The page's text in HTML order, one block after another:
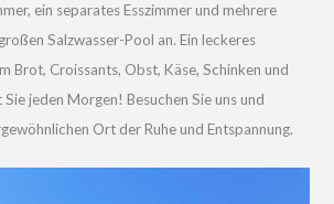
ein separates Esszimmer und mehrere
Salzwasser-Pool an. Ein leckeres
Brot, Croissants, Obst, Käse, Schinken und
jeden Morgen! Besuchen Sie uns und
Ort der Ruhe und Entspannung.